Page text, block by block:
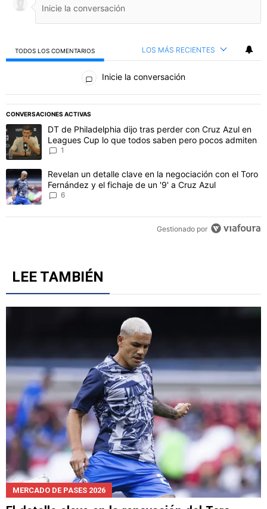
TODOS LOS COMENTARIOS LOS MÁS RECIENTES
Todos los comentarios
Inicie la conversación
CONVERSACIONES ACTIVAS
Este listado muestra los artículos con más comentarios en los
Un artículo de tendencia con el título "DT de Philadelphia dijo
DT de Philadelphia dijo tras perder con Cruz Azul en
Leagues Cup lo que todos saben pero pocos admiten
Un artículo de tendencia con el título "Revelan un detalle clave
Revelan un detalle clave en la negociación con el Toro